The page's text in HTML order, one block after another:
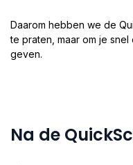
Daarom hebben we de
te praten, maar om je
geven.
Na de